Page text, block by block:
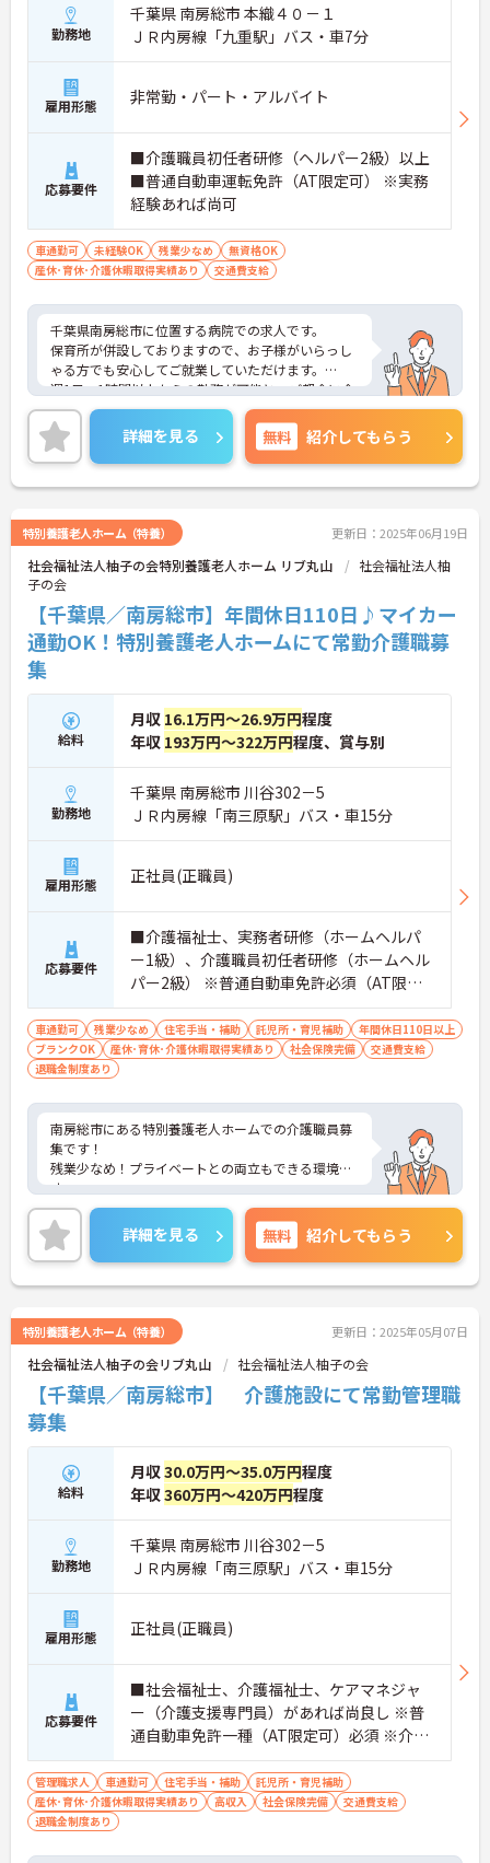
勤務地
千葉県 南房総市 本織４０－１
ＪＲ内房線「九重駅」バス・車7分
雇用形態 非常勤・パート・アルバイト
応募要件
■介護職員初任者研修（ヘルパー2級）以上
■普通自動車運転免許（AT限定可） ※実務
経験あれば尚可
車通勤可 未経験OK 残業少なめ
無資格OK
産休･育休･介護休暇取得実績あり
交通費支給
千葉県南房総市に位置する病院での求人です。
保育所が併設しておりますので、お子様がいらっし
ゃる方でも安心してご就業していただけます。
週1日・1時間以上からの勤務が可能と、ご都合に合
わせた働き方が出来ます！
ご興味のある方は、お気軽にお問い合わせくださ
い。
詳細を見る 無料 紹介してもらう
特別養護老人ホーム（特養） 更新日：2025年06月19日
社会福祉法人柚子の会特別養護老人ホーム リブ丸山
社会福祉法人柚
子の会
【千葉県／南房総市】年間休日110日♪マイカー
通勤OK！特別養護老人ホームにて常勤介護職募
集
給料
月収 16.1万円～26.9万円程度
年収 193万円～322万円程度、賞与別
勤務地
千葉県 南房総市 川谷302－5
ＪＲ内房線「南三原駅」バス・車15分
雇用形態 正社員(正職員)
応募要件
■介護福祉士、実務者研修（ホームヘルパ
ー1級）、介護職員初任者研修（ホームヘル
パー2級） ※普通自動車免許必須（AT限定
可） ※介護実務の経験があれば尚良
車通勤可 残業少なめ 住宅手当・補助 託児所・育児補助
年間休日110日以上
ブランクOK
産休･育休･介護休暇取得実績あり 社会保険完備
交通費支給
退職金制度あり
南房総市にある特別養護老人ホームでの介護職員募
集です！
残業少なめ！プライベートとの両立もできる環境で
す。
託児所を完備しているので、子育て中の方も無理な
く働けます♪
ご興味ある方には、面接のポイントなど、さらに詳
細をお話致しますのでお気軽にご相談ください。
詳細を見る 無料 紹介してもらう
特別養護老人ホーム（特養） 更新日：2025年05月07日
社会福祉法人柚子の会リブ丸山 社会福祉法人柚子の会
【千葉県／南房総市】 介護施設にて常勤管理職
募集
給料
月収30.0万円～35.0万円程度
年収360万円～420万円程度
勤務地
千葉県 南房総市 川谷302－5
ＪＲ内房線「南三原駅」バス・車15分
雇用形態 正社員(正職員)
応募要件
■社会福祉士、介護福祉士、ケアマネジャ
ー（介護支援専門員）があれば尚良し ※普
通自動車免許一種（AT限定可）必須 ※介護
業務経験、または管理職経験のある方
管理職求人 車通勤可 住宅手当・補助
託児所・育児補助
産休･育休･介護休暇取得実績あり
高収入 社会保険完備
交通費支給
退職金制度あり